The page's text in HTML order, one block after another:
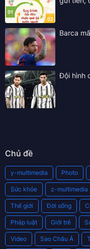
Barca
Đội hình
Chủ đề
y-multimedia Photo
Sức khỏe z-multimedia
Thế giới Đời sống
Pháp luật Giới trẻ
Video Sao Châu Á